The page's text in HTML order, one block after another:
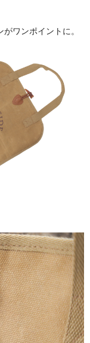
トワンポイントに。